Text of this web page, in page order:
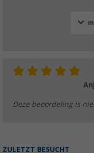
Deze beoordeling is
ZULETZT BESUCHT